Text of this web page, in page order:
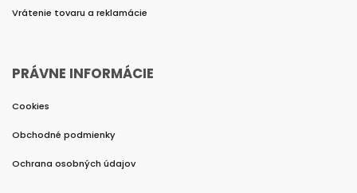
Vrátenie tovaru a reklamácie
PRÁVNE INFORMÁCIE
Cookies
Obchodné podmienky
Ochrana osobných údajov